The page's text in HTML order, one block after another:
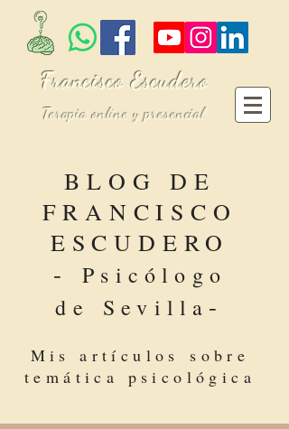
Francisco Escudero
Terapia online y presencial
BLOG DE
FRANCISCO
ESCUDERO
-Psicólogo
de Sevilla -
Mis artículos sobre
temática psicológica